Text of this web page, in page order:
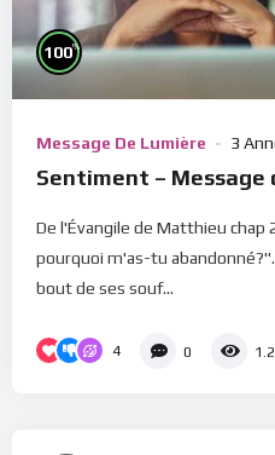
100%
Message De Lumière 3
Sentiment – Message
De l'Évangile de Matthieu chap
pourquoi m'as-tu
bout de ses souf...
4 0